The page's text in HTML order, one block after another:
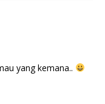
yang kemana..